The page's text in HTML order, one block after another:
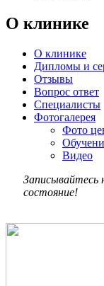
О клинике
О клинике
Дипломы и
Отзывы
Вопрос ответ
Специалисты
Фотогалерея
Фото
Видео
Записывайтесь
состояние!